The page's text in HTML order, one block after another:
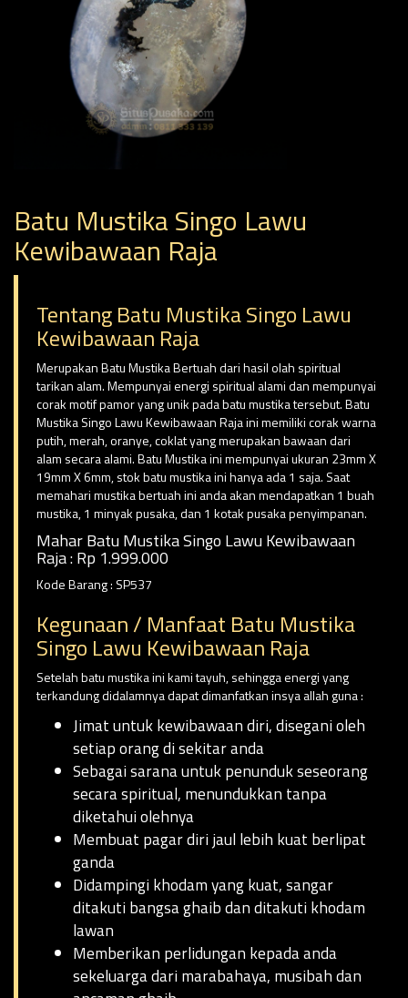
Batu Mustika Singo Lawu
Kewibawaan Raja
Tentang Batu Mustika Singo Lawu
Kewibawaan Raja
Merupakan Batu Mustika Bertuah dari hasil olah spiritual
tarikan alam. Mempunyai energi spiritual alami dan mempunyai
corak motif pamor yang unik pada batu mustika tersebut. Batu
Mustika Singo Lawu Kewibawaan Raja ini memiliki corak warna
putih, merah, oranye, coklat yang merupakan bawaan dari
alam secara alami. Batu Mustika ini mempunyai ukuran 23mm X
19mm X 6mm, stok batu mustika ini hanya ada 1 saja. Saat
memahari mustika bertuah ini anda akan mendapatkan 1 buah
mustika, 1 minyak pusaka, dan 1 kotak pusaka penyimpanan.
Mahar Batu Mustika Singo Lawu Kewibawaan
Raja : Rp 1.999.000
Kode Barang : SP537
Kegunaan / Manfaat Batu Mustika
Singo Lawu Kewibawaan Raja
Setelah batu mustika ini kami tayuh, sehingga energi yang
terkandung didalamnya dapat dimanfatkan insya allah guna :
Jimat untuk kewibawaan diri, disegani oleh
setiap orang di sekitar anda
Sebagai sarana untuk penunduk seseorang
secara spiritual, menundukkan tanpa
diketahui olehnya
Membuat pagar diri jaul lebih kuat berlipat
ganda
Didampingi khodam yang kuat, sangar
ditakuti bangsa ghaib dan ditakuti khodam
lawan
Memberikan perlidungan kepada anda
sekeluarga dari marabahaya, musibah dan